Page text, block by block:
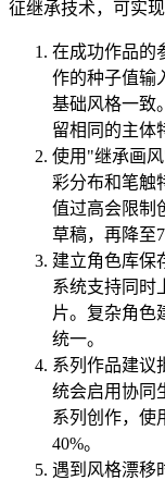
征继承技术，可实
在成功作品的
作的种子值输
基础风格一致
留相同的主体
使用"继承画
彩分布和笔触
值过高会限制
草稿，再降至
建立角色库保
系统支持同时
片。复杂角色
统一。
系列作品建议
统会启用协同
系列创作，使
40%。
遇到风格漂移